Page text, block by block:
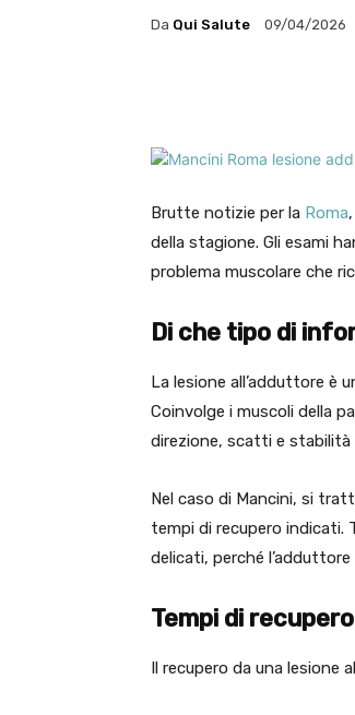
Da Qui Salute 09/04/2026
Brutte notizie per la Roma
della stagione. Gli esami
problema muscolare che
Di che tipo di
La lesione all’adduttore
Coinvolge i muscoli della
direzione, scatti e stabilità
Nel caso di Mancini, si
tempi di recupero indicati.
delicati, perché
Tempi di
Il recupero da una lesione